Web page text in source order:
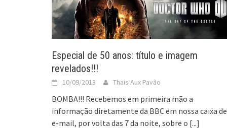
Especial de 50 anos: título e imagem
revelados!!!
10/09/2013 Thais Aux Pavão
BOMBA!!! Recebemos em primeira mão a
informação diretamente da BBC em nossa caixa de
e-mail, por volta das 7 da noite, sobre o [...]